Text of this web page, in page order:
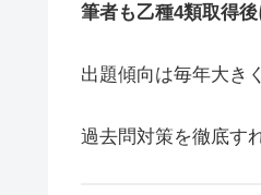
筆者も乙種4類取得後
出題傾向は毎年大き
過去問対策を徹底す